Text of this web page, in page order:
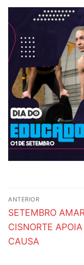
Navegação
de
Post
ANTERIOR
Post
anterior:
SETEMBRO
CISNORTE
CAUSA